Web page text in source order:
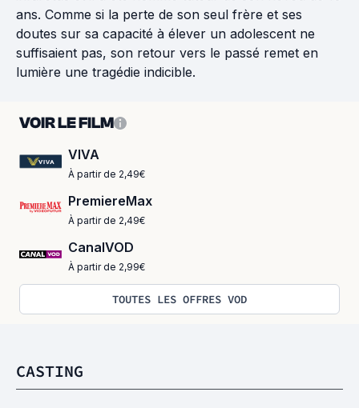
ans. Comme si la perte de son seul frère et ses
doutes sur sa capacité à élever un adolescent ne
suffisaient pas, son retour vers le passé remet en
lumière une tragédie indicible.
VOIR LE FILM
VIVA
À partir de 2,49€
PremiereMax
À partir de 2,49€
CanalVOD
À partir de 2,99€
TOUTES LES OFFRES VOD
CASTING